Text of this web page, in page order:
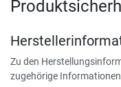
Zu den
zugehörige